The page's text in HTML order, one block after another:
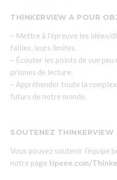
THINKERVIEW A POUR
– Mettre à l’épreuve les idées/
failles, leurs limites.
– Écouter les points de vue
prismes de lecture.
– Appréhender toute la
futurs de notre monde.
SOUTENEZ THINKERVIEW
Vous pouvez soutenir l’équipe
notre page tipeee.com/